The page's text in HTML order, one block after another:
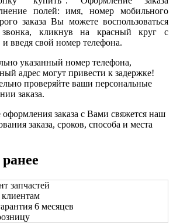
полей: имя, номер мобильного
заказа Вы можете воспользоваться
звонка, кликнув на красный круг с
введя свой номер телефона.
указанный номер телефона,
адрес могут привести к задержке!
проверяйте ваши персональные
заказа.
оформления заказа с Вами свяжется наш
заказа, сроков, способа и места
запчастей
6 месяцев